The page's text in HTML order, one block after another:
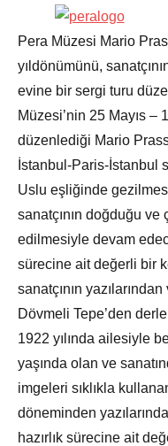
Pera Müzesi Mario
yıldönümünü,
evine bir sergi turu
Müzesi’nin 25 Mayıs –
düzenlediği Mario
İstanbul-Paris-İstanbul
Uslu eşliğinde
sanatçının doğduğu
edilmesiyle devam
sürecine ait değerli bir
sanatçının
Dövmeli Tepe’den
1922 yılında ailesiyle
yaşında olan ve
imgeleri sıklıkla
döneminden
hazırlık sürecine ait